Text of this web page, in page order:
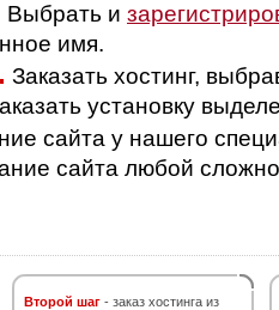
Выбрать и
имя.
Заказать хостинг,
установку
сайта у нашего
сайта любой
Второй шаг - заказ хостинга из